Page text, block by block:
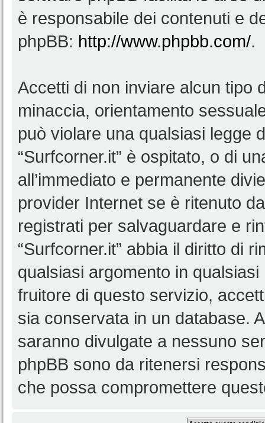
è responsabile dei contenuti e
phpBB: http://www.phpbb.com/.
Accetti di non inviare alcun tipo
minaccia, orientamento
può violare una qualsiasi legge
“Surfcorner.it” è ospitato, o di
all’immediato e permanente
provider Internet se è ritenuto
registrati per salvaguardare e
“Surfcorner.it” abbia il diritto di
qualsiasi argomento in
fruitore di questo servizio,
sia conservata in un database.
saranno divulgate a nessuno
phpBB sono da ritenersi
che possa compromettere